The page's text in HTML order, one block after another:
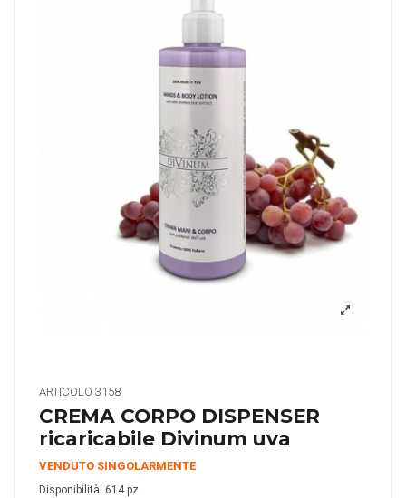
ARTICOLO 3158
CREMA CORPO DISPENSER
ricaricabile Divinum uva
VENDUTO SINGOLARMENTE
Disponibilità: 614 pz